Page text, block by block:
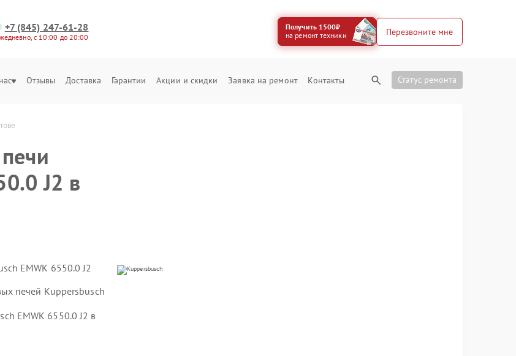
+7 (845) 247-61-28
с 10:00 до 20:00
Получить 1500₽
на ремонт техники
Перезвоните мне
Отзывы Доставка Гарантии Акции и скидки Заявка на ремонт Контакты Статус ремонта
J2 в
EMWK 6550.0 J2
печей Kuppersbusch
EMWK 6550.0 J2 в